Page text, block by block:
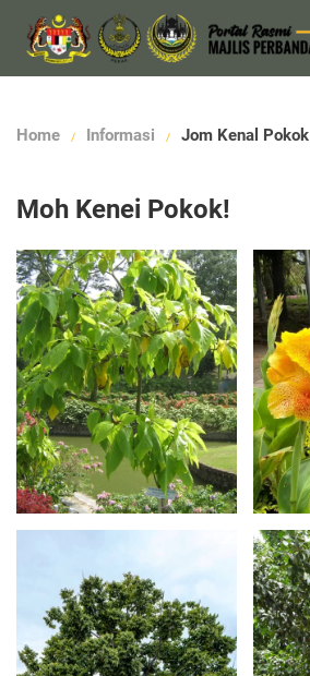
Home Informasi Jom Kenal Pokok
Moh Kenei Pokok!
Maklumat
Lanjut
Maklumat